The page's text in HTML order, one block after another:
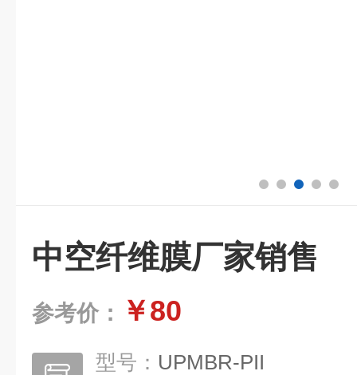
中空纤维膜厂家销售
参考价： ￥80
型号： UPMBR-PII